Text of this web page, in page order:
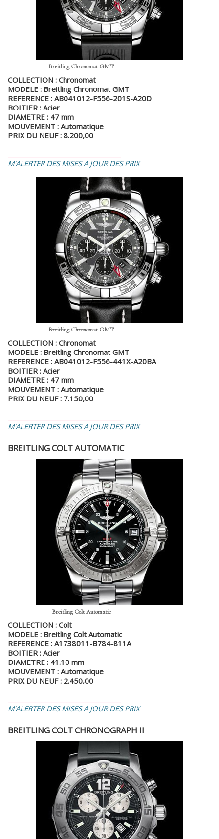
Breitling Chronomat GMT
COLLECTION : Chronomat
MODELE : Breitling Chronomat GMT
REFERENCE : AB041012-F556-201S-A20D
BOITIER : Acier
DIAMETRE : 47 mm
MOUVEMENT : Automatique
PRIX DU NEUF : 8.200,00
M'ALERTER DES MISES A JOUR DES PRIX
Breitling Chronomat GMT
COLLECTION : Chronomat
MODELE : Breitling Chronomat GMT
REFERENCE : AB041012-F556-441X-A20BA
BOITIER : Acier
DIAMETRE : 47 mm
MOUVEMENT : Automatique
PRIX DU NEUF : 7.150,00
M'ALERTER DES MISES A JOUR DES PRIX
BREITLING COLT AUTOMATIC
Breitling Colt Automatic
COLLECTION : Colt
MODELE : Breitling Colt Automatic
REFERENCE : A1738011-B784-811A
BOITIER : Acier
DIAMETRE : 41.10 mm
MOUVEMENT : Automatique
PRIX DU NEUF : 2.450,00
M'ALERTER DES MISES A JOUR DES PRIX
BREITLING COLT CHRONOGRAPH II